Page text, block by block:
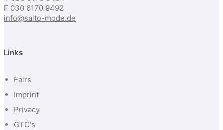
F 030 6170 9492
info@salto-mode.de
Links
Fairs
Imprint
Privacy
GTC's